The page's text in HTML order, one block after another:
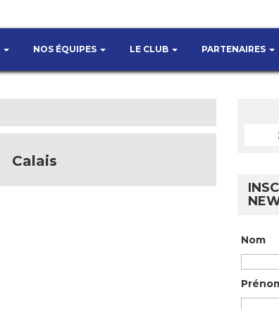
NOS ÉQUIPES LE CLUB PARTENAIRES
Calais
Nom